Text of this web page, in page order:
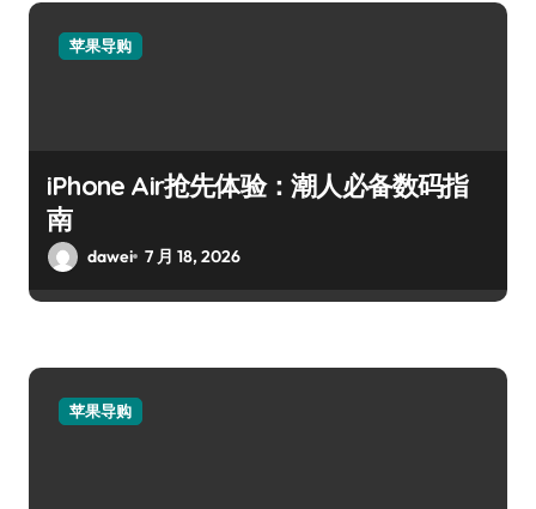
苹果导购
iPhone Air抢先体验：潮人必备数码指
南
dawei 7 月 18, 2026
苹果导购